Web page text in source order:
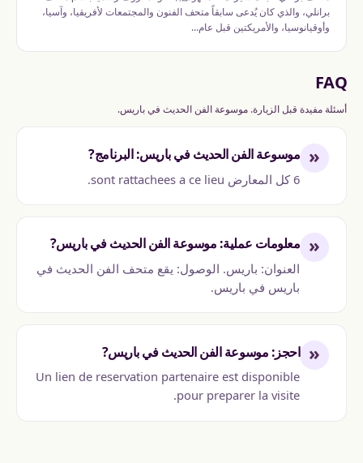
برانلي، والذي كان يُدعى سابقاً متحف الفنون والمجتمعات لأفريقيا، وآسيا،
وأوقيانوسيا، والأمريكتين قبل عام...
FAQ
أسئلة مفيدة قبل الزيارة. موسوعة الفن الحديث في باريس.
« موسوعة الفن الحديث في باريس: البرنامج?
6 كل المعارض sont rattachees a ce lieu.
« معلومات عملية: موسوعة الفن الحديث في باريس?
العنوان: باريس. الوصول: يقع متحف الفن الحديث في
باريس في باريس.
« احجز: موسوعة الفن الحديث في باريس?
Un lien de reservation partenaire est disponible
pour preparer la visite.